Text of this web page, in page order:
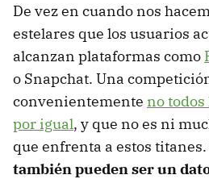
De vez en cuando nos
estelares que los usuarios
alcanzan plataformas como
o Snapchat. Una
convenientemente no todos
por igual, y que no es ni
que enfrenta a estos titanes.
también pueden ser un